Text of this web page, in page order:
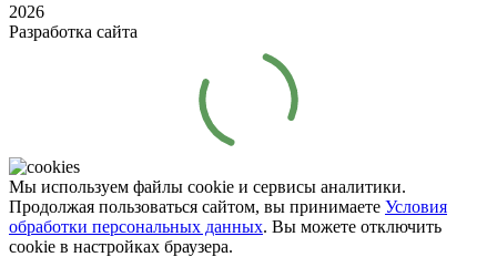
2026
Разработка сайта
Мы используем файлы cookie и сервисы аналитики.
Продолжая пользоваться сайтом, вы принимаете Условия
обработки персональных данных. Вы можете отключить
cookie в настройках браузера.